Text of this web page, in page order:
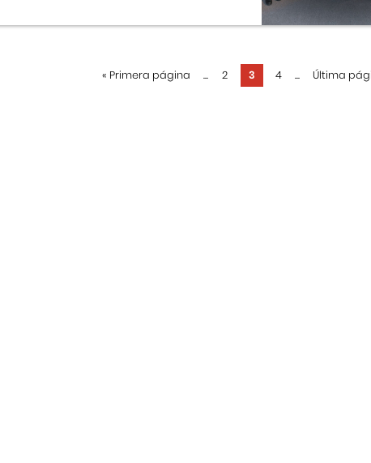
« Primera página ... 2 3 4 ... Última